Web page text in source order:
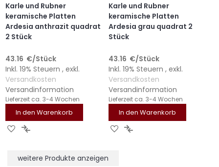
Karle und Rubner
keramische Platten
Ardesia anthrazit quadrat
2 Stück
43.16 €/Stück
Inkl. 19% Steuern , exkl.
Versandkosten
Versandinformation
Lieferzeit ca. 3-4 Wochen
In den Warenkorb
ZUR
HINZUFÜGEN
ZUR
HINZUFÜGEN
Karle und Rubner
keramische Platten
Ardesia grau quadrat 2
Stück
43.16 €/Stück
Inkl. 19% Steuern , exkl.
Versandkosten
Versandinformation
Lieferzeit ca. 3-4 Wochen
In den Warenkorb
ZURZUR
weitere Produkte anzeigen